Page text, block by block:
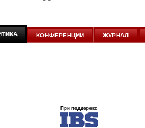
КОНФЕРЕНЦИИ ЖУРНАЛ
При поддержке